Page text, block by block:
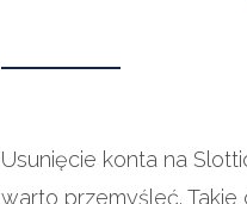
Usunięcie konta na
warto przemyśleć. Takie